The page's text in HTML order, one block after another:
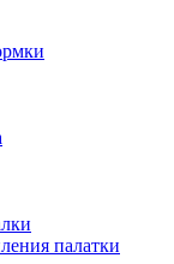
палатки